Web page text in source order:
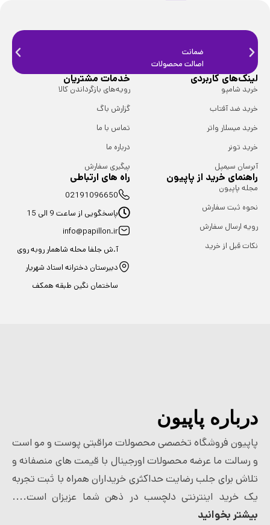
ضمانت
اصالت محصولات
لینک‌های کاربردی
خرید شامپو
خرید ضد آفتاب
خرید میسلار واتر
خرید تونر
آبرسان سیمپل
خدمات مشتریان
رویه‌های بازگرداندن کالا
گزارش باگ
تماس با ما
درباره ما
پیگیری سفارش
راهنمای خرید از پاپیون
مجله پاپیون
نحوه ثبت سفارش
رویه ارسال سفارش
نکات قبل از خرید
راه های ارتباطی
02191096650
پاسخگویی از ساعت 9 الی 15
info@papillon.ir
آ.ش جلفا محله شاهمار روبه روی
دبیرستان دخترانه استاد شهریار
ساختمان نگین طبقه همکف
درباره پاپیون
پاپیون فروشگاه تخصصی محصولات مراقبتی پوست و مو است
و رسالت ما عرضه محصولات اورجینال با قیمت های منصفانه و
تلاش برای جلب رضایت حداکثری خریداران همراه با ثبت تجربه
یک خرید اینترنتی دلچسب در ذهن شما عزیزان است....
بیشتر بخوانید